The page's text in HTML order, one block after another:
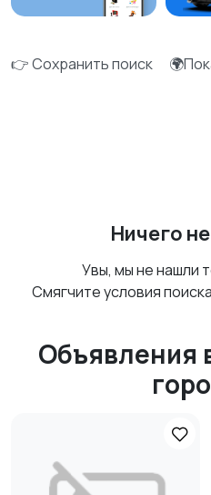
👉 Сохранить поиск
Ничего
Увы, мы не нашли
Смягчите условия
Объявления